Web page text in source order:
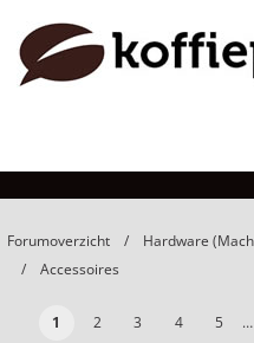
Forumoverzicht
Hardware
Accessoires
1 2 3 4 5 …